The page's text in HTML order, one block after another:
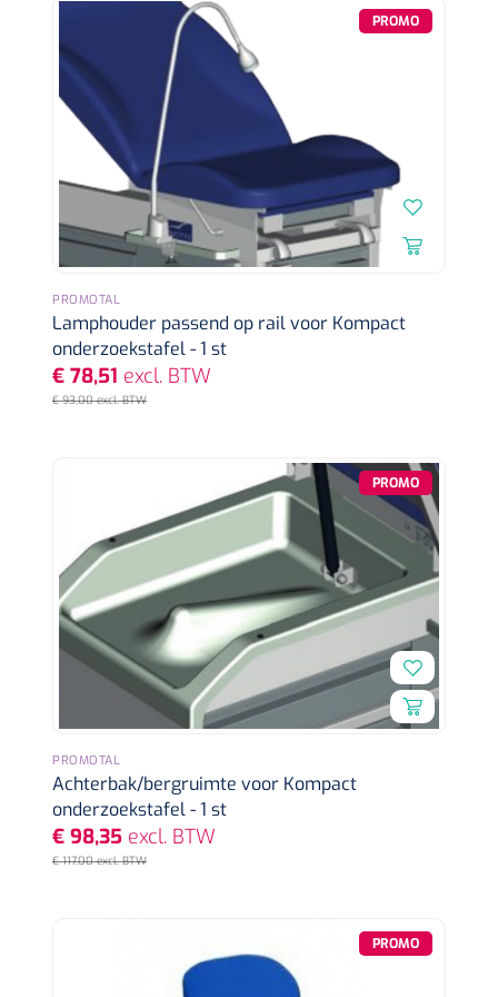
Geïntegreerde wielen voor verplaatsing
PROMO
PROMOTAL
Lamphouder passend op rail voor Kompact
onderzoekstafel - 1 st
€ 78,51 excl. BTW
€ 93,00 excl. BTW
PROMO
PROMOTAL
Achterbak/bergruimte voor Kompact
onderzoekstafel - 1 st
€ 98,35 excl. BTW
€ 117,00 excl. BTW
PROMO